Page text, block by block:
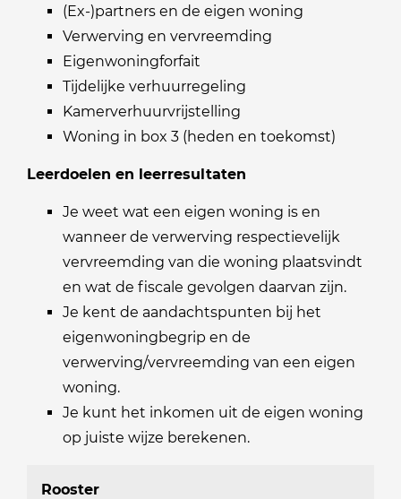
(Ex-)partners en de eigen woning
Verwerving en vervreemding
Eigenwoningforfait
Tijdelijke verhuurregeling
Kamerverhuurvrijstelling
Woning in box 3 (heden en toekomst)
Leerdoelen en leerresultaten
Je weet wat een eigen woning is en
wanneer de verwerving respectievelijk
vervreemding van die woning plaatsvindt
en wat de fiscale gevolgen daarvan zijn.
Je kent de aandachtspunten bij het
eigenwoningbegrip en de
verwerving/vervreemding van een eigen
woning.
Je kunt het inkomen uit de eigen woning
op juiste wijze berekenen.
Rooster